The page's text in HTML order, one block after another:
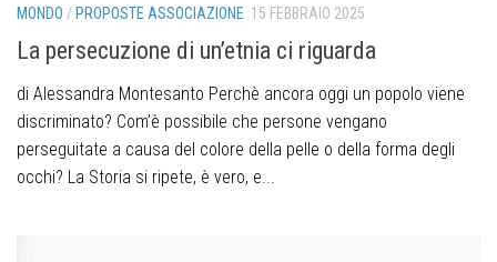
MONDO / PROPOSTE ASSOCIAZIONE 15 FEBBRAIO 2025
La persecuzione di un’etnia ci riguarda
di Alessandra Montesanto Perchè ancora oggi un popolo viene
discriminato? Com’è possibile che persone vengano
perseguitate a causa del colore della pelle o della forma degli
occhi? La Storia si ripete, è vero, e...